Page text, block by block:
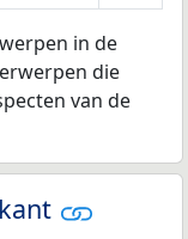
in de
die
van de